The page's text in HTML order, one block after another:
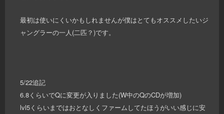
最初は使いにくいかもしれませんが僕はとてもオススメしたいジ
ャングラーの一人(二匹？)です。
5/22追記
6.8くらいでQに変更が入りました(W中のQのCDが増加)
lvl5くらいまではおとなしくファームしてたほうがいい感じに安